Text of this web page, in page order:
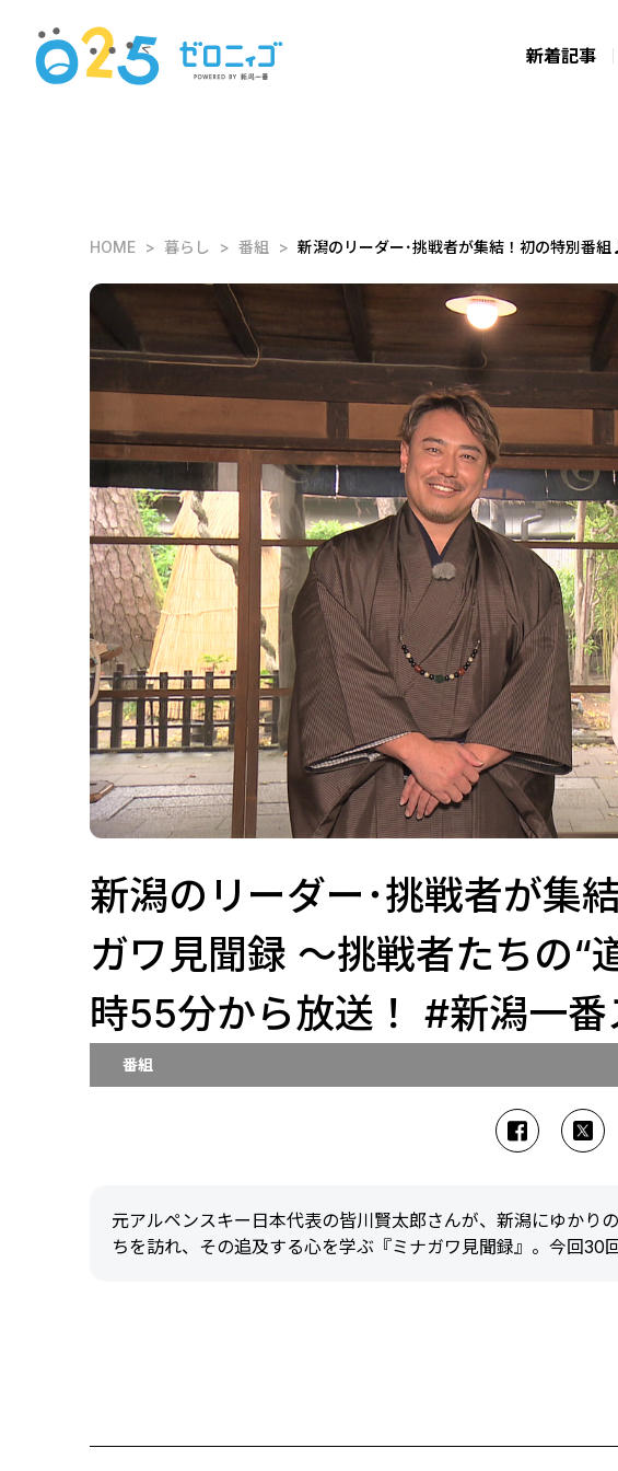
新着記事
HOME 暮らし 番組 新潟のリーダー･挑戦者が集結！初の特別番
新潟のリーダー･挑戦者が集
ガワ見聞録 ～挑戦者たちの“
時55分から放送！ #新潟一番
番組
元アルペンスキー日本代表の皆川賢太郎さんが、新潟にゆかり
ちを訪れ、その追及する心を学ぶ『ミナガワ見聞録』。今回